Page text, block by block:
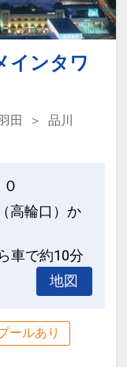
」をご用
ム」を掲
予約にお進
年9月
DP-1-
ンタワ
田
品川
高輪口）か
車で約10分
地図
ールあり